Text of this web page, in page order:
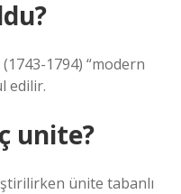
1794) “modern
edilir.
unite?
ünite tabanlı